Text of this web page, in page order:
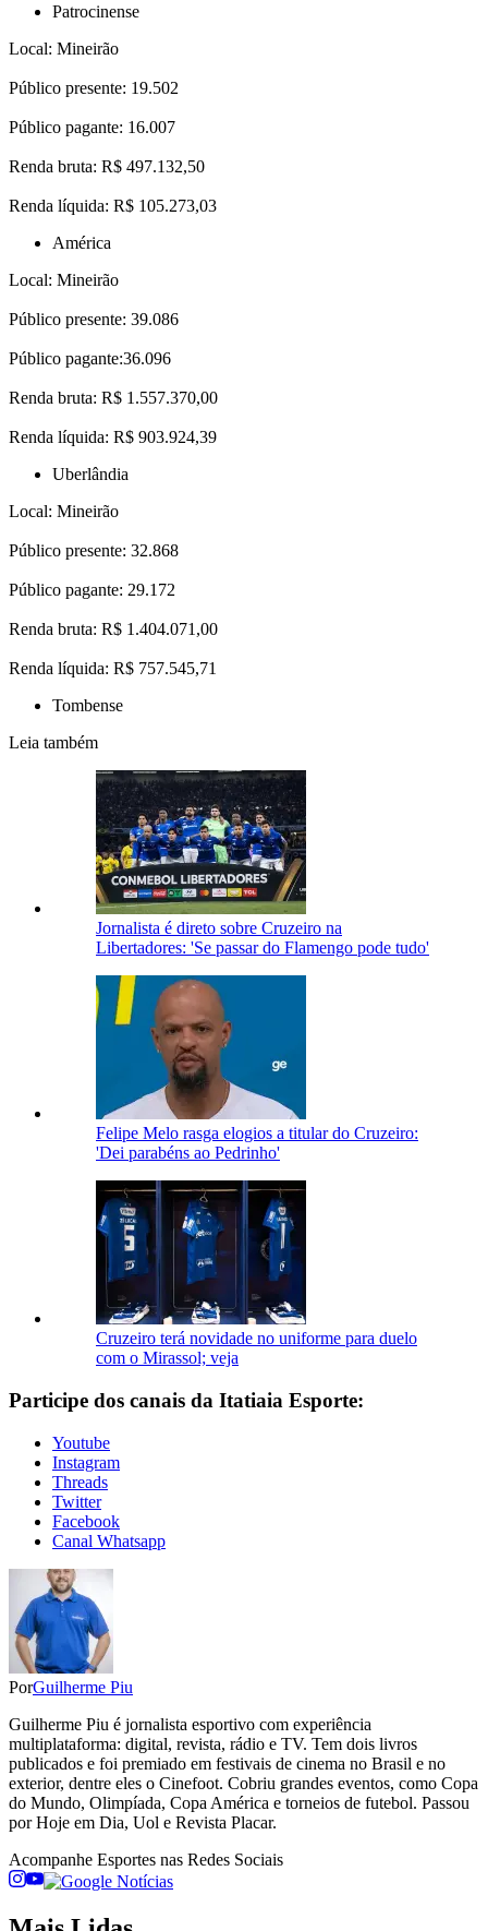
Patrocinense
Local: Mineirão
Público presente: 19.502
Público pagante: 16.007
Renda bruta: R$ 497.132,50
Renda líquida: R$ 105.273,03
América
Local: Mineirão
Público presente: 39.086
Público pagante:36.096
Renda bruta: R$ 1.557.370,00
Renda líquida: R$ 903.924,39
Uberlândia
Local: Mineirão
Público presente: 32.868
Público pagante: 29.172
Renda bruta: R$ 1.404.071,00
Renda líquida: R$ 757.545,71
Tombense
Leia também
Jornalista é direto sobre Cruzeiro na
Libertadores: 'Se passar do Flamengo pode tudo'
Felipe Melo rasga elogios a titular do Cruzeiro:
'Dei parabéns ao Pedrinho'
Cruzeiro terá novidade no uniforme para duelo
com o Mirassol; veja
Participe dos canais da Itatiaia Esporte:
Youtube
Instagram
Threads
Twitter
Facebook
Canal Whatsapp
PorGuilherme Piu
Guilherme Piu é jornalista esportivo com experiência
multiplataforma: digital, revista, rádio e TV. Tem dois livros
publicados e foi premiado em festivais de cinema no Brasil e no
exterior, dentre eles o Cinefoot. Cobriu grandes eventos, como Copa
do Mundo, Olimpíada, Copa América e torneios de futebol. Passou
por Hoje em Dia, Uol e Revista Placar.
Acompanhe Esportes nas Redes Sociais